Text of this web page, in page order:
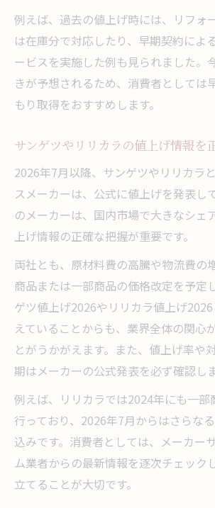
クロス材料高騰時の賢い予算調
クロス張り替え費用を抑え
ツ
材料値上げ時代に賢くリフォ
クロス張り替え費用見直しで
法
リフォーム予算を守るため
クロス材料値上げ時の交渉
今から備えるクロス張り替え費用
クロス張り替え費用見直し
由
2026年値上げ前に費用を抑
クロス張り替え計画で無駄
ツ
今から始めるクロス張り替え
クロス材料高騰に備えるリ
例えば、過去の値上げ時には、リフォ
は在庫分で対応したり、早期契約によ
ービスを実施した例も見られました。
きが予想されるため、消費者としては
もり取得をおすすめします。
サンゲツやリリカラの値上げ情報を
2026年7月以降、サンゲツやリリカラ
スメーカーは、公式に値上げを発表し
のメーカーは、国内市場で大きなシェ
上げ情報の正確な把握が重要です。
両社とも、原材料費の高騰や物流費の
商品または一部商品の価格改定を予定
ゲツ値上げ2026やリリカラ値上げ
えていることからも、業界全体の関心
とがうかがえます。また、値上げ率や
期はメーカーの公式発表を必ず確認し
例えば、リリカラでは2024年にも一部
行っており、2026年7月からはさらな
込みです。消費者としては、メーカー
ム業者からの最新情報を逐次チェック
立てることが大切です。